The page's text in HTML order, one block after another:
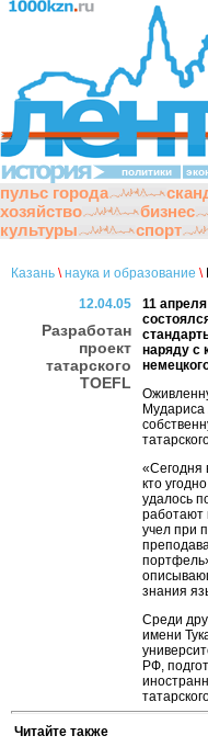
политики
пульс города
хозяйство
бизнес
культуры
спорт
Казань \ наука и образование \
12.04.05
Разработан
проект
татарского
TOEFL
11
наряду с
Мудариса
«Сегодня
кто
удалось
работают
учел при
знания
Среди
имени
РФ,
Читайте также